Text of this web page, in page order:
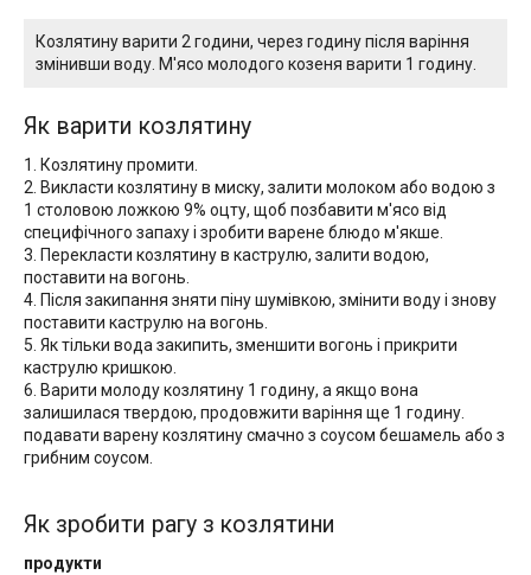
Козлятину варити 2 години, через годину після варіння
змінивши воду. М'ясо молодого козеня варити 1 годину.
Як варити козлятину
1. Козлятину промити.
2. Викласти козлятину в миску, залити молоком або водою з
1 столовою ложкою 9% оцту, щоб позбавити м'ясо від
специфічного запаху і зробити варене блюдо м'якше.
3. Перекласти козлятину в каструлю, залити водою,
поставити на вогонь.
4. Після закипання зняти піну шумівкою, змінити воду і знову
поставити каструлю на вогонь.
5. Як тільки вода закипить, зменшити вогонь і прикрити
каструлю кришкою.
6. Варити молоду козлятину 1 годину, а якщо вона
залишилася твердою, продовжити варіння ще 1 годину.
подавати варену козлятину смачно з соусом бешамель або з
грибним соусом.
Як зробити рагу з козлятини
продукти